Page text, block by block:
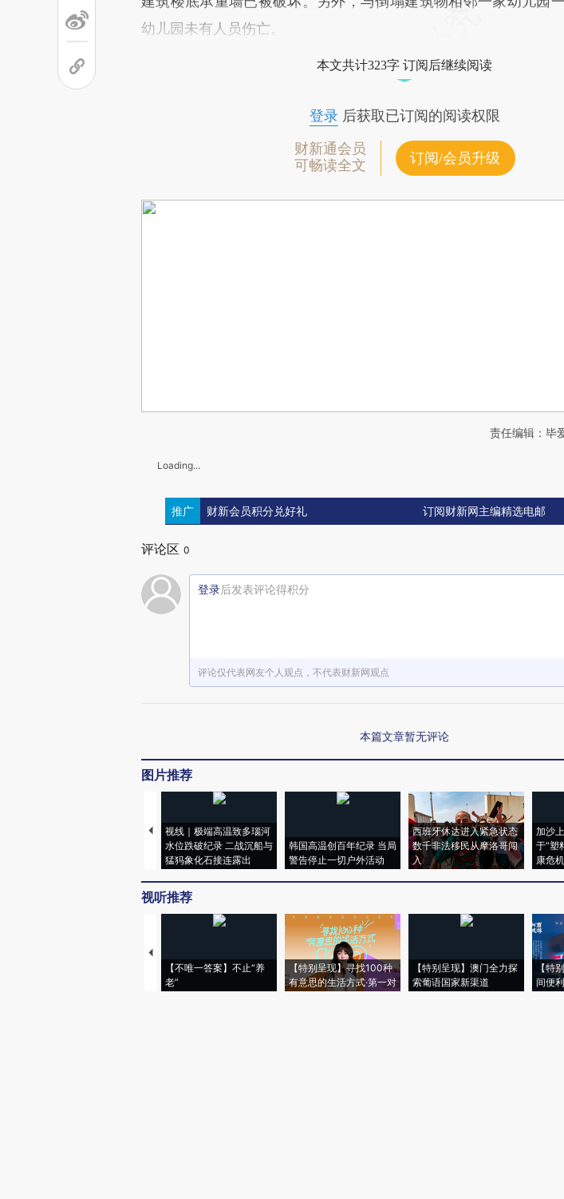
幼儿园未有人员伤亡。
本文共计323字 订阅后继续阅读
登录后获取已订阅的阅读权限
财新通会员
可畅读全文
订阅/会员升级
责任编辑：毕
Loading...
推广 财新会员积分兑好礼 订阅财新网主编精选电邮
评论区 0
登录后发表评论得积分
评论仅代表网友个人观点，不代表财新网观点
本篇文章暂无评论
图片推荐
视线｜极端高温致多瑙河
水位跌破纪录 二战沉船与
猛犸象化石接连露出
韩国高温创百年纪录 当局
警告停止一切户外活动
西班牙休达进入紧急状态
数千非法移民从摩洛哥闯
入
加沙
于“塑
康危机
视听推荐
【不唯一答案】不止“养
老”
【特别呈现】寻找100种
有意思的生活方式·第一对
【特别呈现】澳门全力探
索葡语国家新渠道
【特
间便